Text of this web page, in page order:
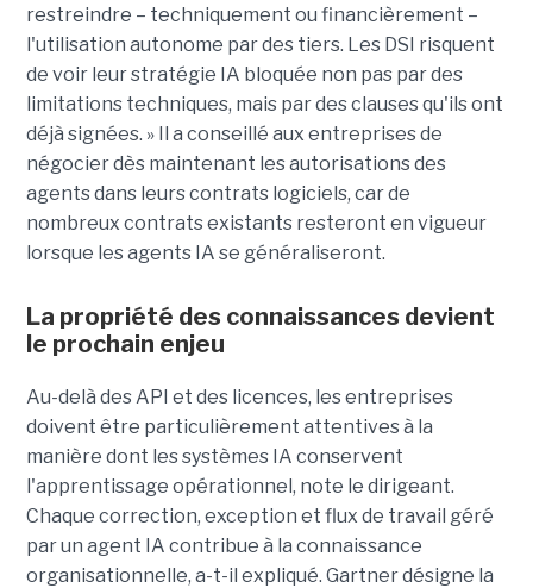
restreindre – techniquement ou financièrement – ​​
l'utilisation autonome par des tiers. Les DSI risquent
de voir leur stratégie IA bloquée non pas par des
limitations techniques, mais par des clauses qu'ils ont
déjà signées. » Il a conseillé aux entreprises de
négocier dès maintenant les autorisations des
agents dans leurs contrats logiciels, car de
nombreux contrats existants resteront en vigueur
lorsque les agents IA se généraliseront.
La propriété des connaissances devient
le prochain enjeu
Au-delà des API et des licences, les entreprises
doivent être particulièrement attentives à la
manière dont les systèmes IA conservent
l'apprentissage opérationnel, note le dirigeant.
Chaque correction, exception et flux de travail géré
par un agent IA contribue à la connaissance
organisationnelle, a-t-il expliqué. Gartner désigne la